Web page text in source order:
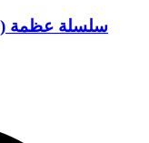
سلسلة عظمة (